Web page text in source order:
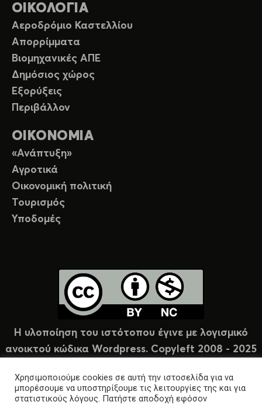
ΟΙΚΟΛΟΓΙΑ
Αεροδρόμιο Καστελλίου
Απορρίμματα
Βιομηχανικές ΑΠΕ
Δημόσιος χώρος
Εξορύξεις
Περιβάλλον
ΟΙΚΟΝΟΜΙΑ
«Ανάπτυξη»
Αγροτικά
Οικονομική πολιτική
Τουρισμός
Υποδομές
Η υλοποίηση του ιστότοπου έγινε με λογισμικό
ανοικτού κώδικα Wordpress. Copyleft 2008 - 2025
Χρησιμοποιούμε cookies σε αυτή την ιστοσελίδα για να
μπορέσουμε να υποστηρίξουμε τις λειτουργίες της και για
στατιστικούς λόγους. Πατήστε αποδοχή εφόσον